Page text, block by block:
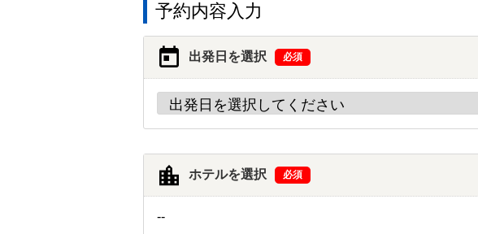
予約内容入力
出発日を選択 必須
ホテルを選択 必須
--